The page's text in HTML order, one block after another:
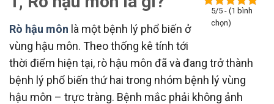
5/5 - (1 bình
chọn)
Rò hậu môn là một bệnh lý phổ biến ở
vùng hậu môn. Theo thống kê tính tới
thời điểm hiện tại, rò hậu môn đã và đang trở thành
bệnh lý phổ biến thứ hai trong nhóm bệnh lý vùng
hậu môn – trực tràng. Bệnh mắc phải không ảnh